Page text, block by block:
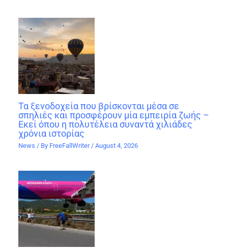
Τα ξενοδοχεία που βρίσκονται μέσα σε
σπηλιές και προσφέρουν μία εμπειρία ζωής –
Εκεί όπου η πολυτέλεια συναντά χιλιάδες
χρόνια ιστορίας
News / By FreeFallWriter/August 4, 2026